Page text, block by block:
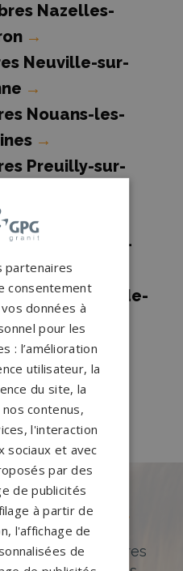
Nazelles-
→
Neuville-sur-
→
Nouans-les-
→
Preuilly-sur-
RICHELIEU
Saint-Cyr-sur-
→
Maure-de-
→
TOURS
Vernou sur
→
uniques et
choix de pierres
partenaires
consentement
données à
pour les
: l’amélioration
utilisateur, la
du site, la
contenus,
l'interaction
sociaux et avec
par des
de publicités
à partir de
l'affichage de
de